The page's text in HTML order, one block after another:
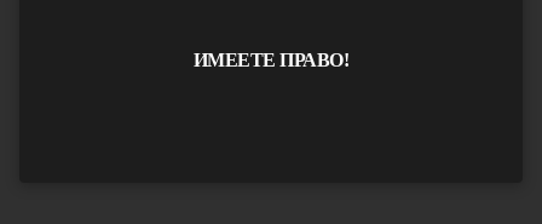
ИМЕЕТЕ ПРАВО!